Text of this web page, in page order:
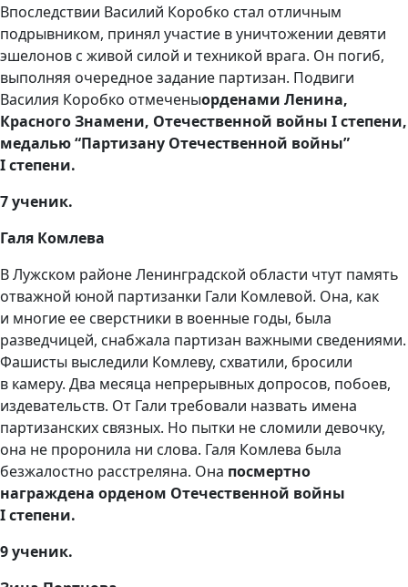
Впоследствии Василий Коробко стал отличным
подрывником, принял участие в уничтожении девяти
эшелонов с живой силой и техникой врага. Он погиб,
выполняя очередное задание партизан. Подвиги
Василия Коробко отмеченыорденами Ленина,
Красного Знамени, Отечественной войны I степени,
медалью “Партизану Отечественной войны”
I степени.
7 ученик.
Галя Комлева
В Лужском районе Ленинградской области чтут память
отважной юной партизанки Гали Комлевой. Она, как
и многие ее сверстники в военные годы, была
разведчицей, снабжала партизан важными сведениями.
Фашисты выследили Комлеву, схватили, бросили
в камеру. Два месяца непрерывных допросов, побоев,
издевательств. От Гали требовали назвать имена
партизанских связных. Но пытки не сломили девочку,
она не проронила ни слова. Галя Комлева была
безжалостно расстреляна. Она посмертно
награждена орденом Отечественной войны
I степени.
9 ученик.